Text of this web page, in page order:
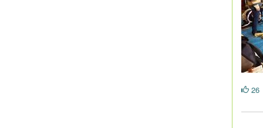
26